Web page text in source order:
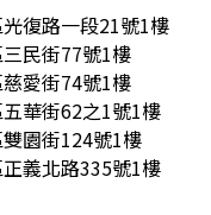
復路一段21號1樓
民街77號1樓
愛街74號1樓
華街62之1號1樓
園街124號1樓
義北路335號1樓